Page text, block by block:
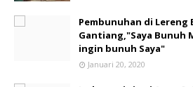
Pembunuhan di Lereng
Gantiang,"Saya Bunuh
ingin bunuh Saya"
Januari 20, 2020